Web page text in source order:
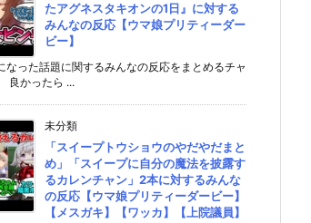
たアグネスタキオンの1日』に対する
みんなの反応【ウマ娘プリティーダー
ビー】
なった話題に関するみんなの反応をまとめるチャ
良かったら ...
未分類
「スイープトウショウのやだやだまと
め」「スイープに自分の魔法を披露す
るカレンチャン」2本に対するみんな
の反応【ウマ娘プリティーダービー】
【メスガキ】【ワッカ】【上院議員】